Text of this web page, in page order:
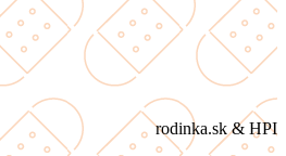
rodinka.sk & HPI